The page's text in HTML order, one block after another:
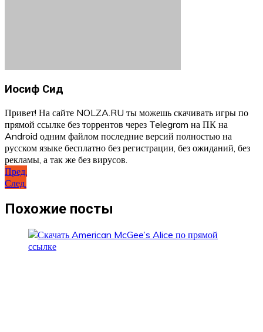
Иосиф Сид
Привет! На сайте NOLZA.RU ты можешь скачивать игры по
прямой ссылке без торрентов через Telegram на ПК на
Android одним файлом последние версий полностью на
русском языке бесплатно без регистрации, без ожиданий, без
рекламы, а так же без вирусов.
Навигация
по
записям
Пред.
След.
Похожие посты